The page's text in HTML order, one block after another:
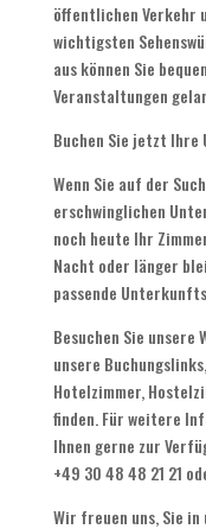
öffentlichen Verkehr
wichtigsten
aus können Sie
Veranstaltungen
Buchen Sie jetzt
Wenn Sie auf der
erschwinglichen
noch heute Ihr
Nacht oder länger
passende
Besuchen Sie unsere
unsere
Hotelzimmer,
finden. Für weitere
Ihnen gerne zur
+49 30 48 48 21 21
Wir freuen uns, Sie